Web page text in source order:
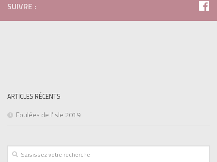
SUIVRE :
ARTICLES RÉCENTS
Foulées de l’Isle 2019